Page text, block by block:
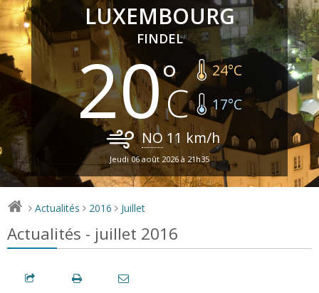
LUXEMBOURG
FINDEL
20 24°C
17°C
NO 11 km/h
Jeudi 06 août 2026 à 21h35
> Actualités > 2016 > Juillet
Actualités - juillet 2016